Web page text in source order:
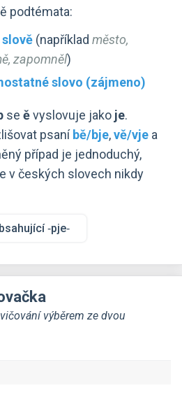
podtémata:
slově (napříkladměsto,
zapomněl)
slovo (zájmeno)
se ěvyslovuje jako je.
psaní bě/bje,vě/vje a
případ je jednoduchý,
v českých slovech nikdy
‑pje‑
výběrem ze dvou